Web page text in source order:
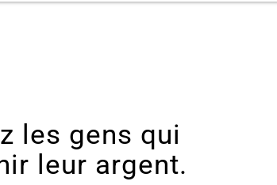
les gens qui
leur argent.